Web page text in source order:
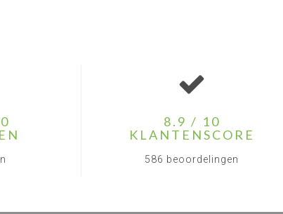
8.9 / 10
KLANTENSCORE
586 beoordelingen